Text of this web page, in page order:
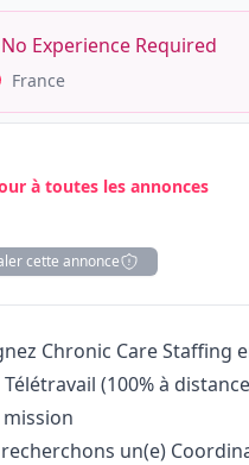
Experience Required
France
à toutes les annonces
cette annonce
Chronic Care Staffing
Télétravail (100% à
un(e)